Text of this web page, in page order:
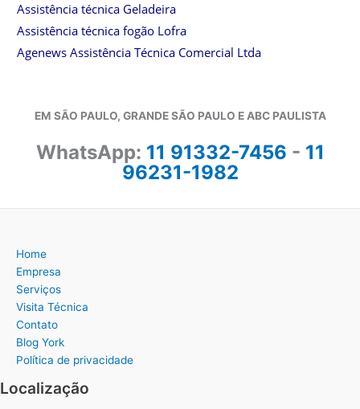
Assistência técnica Geladeira
Assistência técnica fogão Lofra
Agenews Assistência Técnica Comercial Ltda
EM SÃO PAULO, GRANDE SÃO PAULO E ABC PAULISTA
WhatsApp: 11 91332-7456 - 11
96231-1982
Home
Empresa
Serviços
Visita Técnica
Contato
Blog York
Política de privacidade
Localização